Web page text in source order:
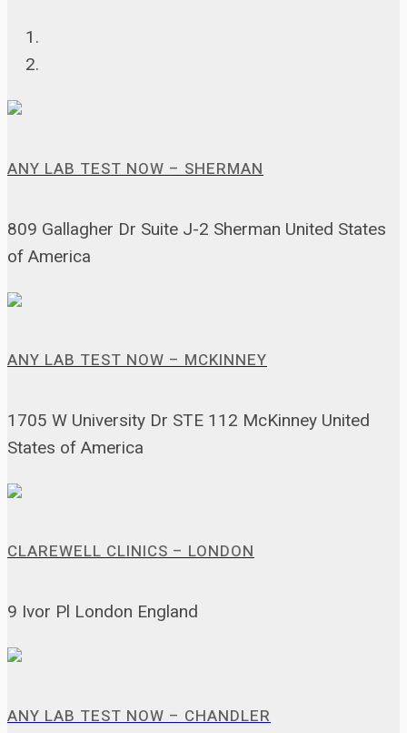
ANY LAB TEST NOW – SHERMAN
809 Gallagher Dr Suite J-2 Sherman United States
of America
ANY LAB TEST NOW – MCKINNEY
1705 W University Dr STE 112 McKinney United
States of America
CLAREWELL CLINICS – LONDON
9 Ivor Pl London England
ANY LAB TEST NOW – CHANDLER